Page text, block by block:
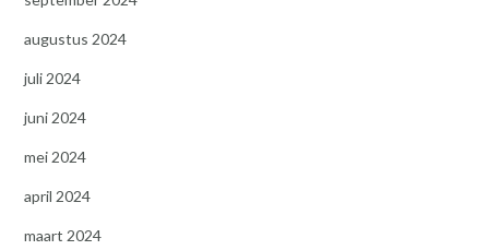
augustus 2024
juli 2024
juni 2024
mei 2024
april 2024
maart 2024